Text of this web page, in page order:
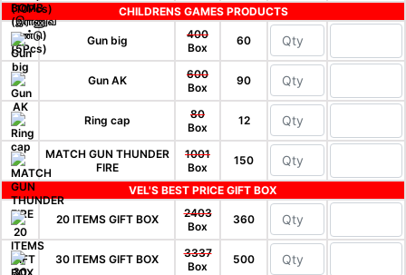
CHILDRENS GAMES PRODUCTS
Gun big
400
Box
60
Gun AK
600
Box
90
Ring cap
80
Box
12
MATCH GUN THUNDER
FIRE
1001
Box
150
VEL'S BEST PRICE GIFT BOX
20 ITEMS GIFT BOX
2403
Box
360
30 ITEMS GIFT BOX
3337
Box
500